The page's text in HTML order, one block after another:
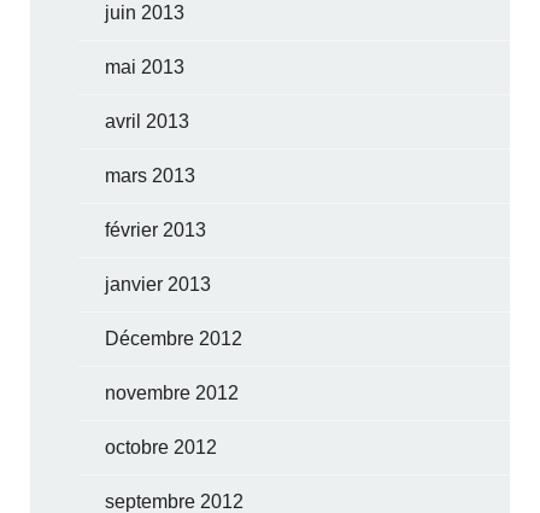
juin 2013
mai 2013
avril 2013
mars 2013
février 2013
janvier 2013
Décembre 2012
novembre 2012
octobre 2012
septembre 2012